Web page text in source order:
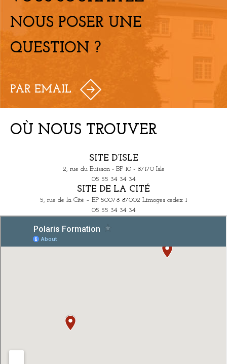
NOUS POSER UNE
QUESTION ?
PAR EMAIL
OÙ NOUS TROUVER
SITE D’ISLE
2, rue du Buisson - BP 10 - 87170 Isle
05 55 34 34 34
SITE DE LA CITÉ
5, rue de la Cité – BP 50078 87002 Limoges cedex 1
05 55 34 34 34